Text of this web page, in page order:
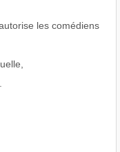
les comédiens